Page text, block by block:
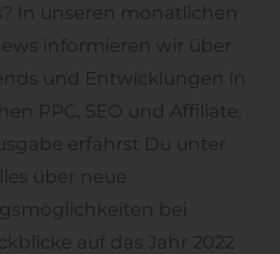
In unseren monatlichen
informieren wir über
und Entwicklungen in
PPC, SEO und Affiliate.
erfährst Du unter
über neue
bei
auf das Jahr 2022